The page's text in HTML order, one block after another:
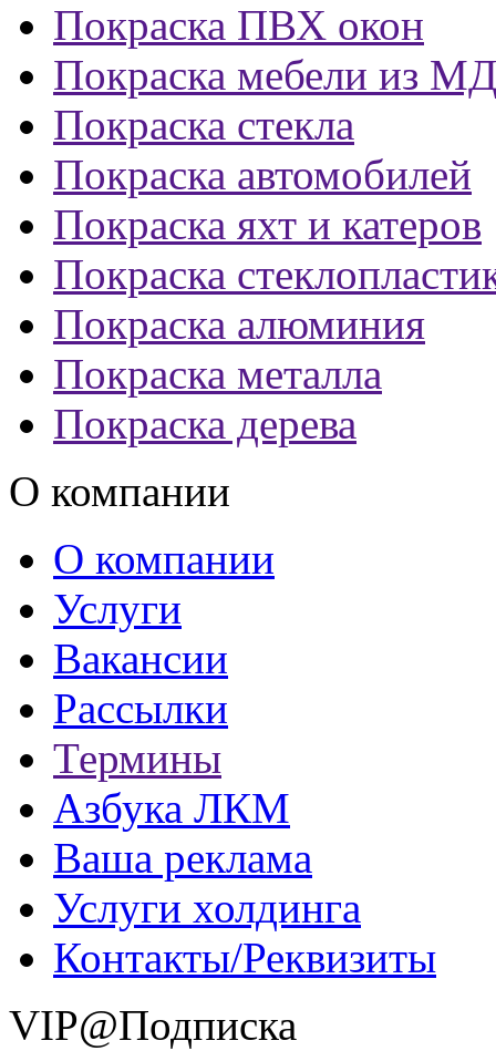
Покраска ПВХ окон
Покраска мебели из
Покраска стекла
Покраска автомобилей
Покраска яхт и катеров
Покраска
Покраска алюминия
Покраска металла
Покраска дерева
О компании
О компании
Услуги
Вакансии
Рассылки
Термины
Азбука ЛКМ
Ваша реклама
Услуги холдинга
Контакты/Реквизиты
VIP@Подписка